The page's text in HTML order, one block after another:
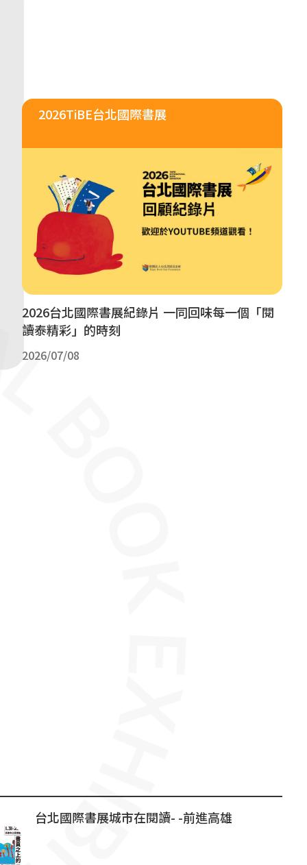
2026TiBE台北國際書展
2026台北國際書展紀錄片 一同回味每一個「閱
讀泰精彩」的時刻
2026/07/08
台北國際書展城市在閱讀- -前進高雄